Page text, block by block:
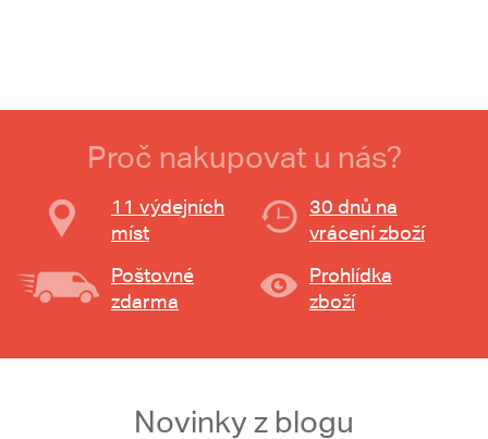
Proč nakupovat u nás?
11 výdejních
míst
30 dnů na
vrácení zboží
Poštovné
zdarma
Prohlídka
zboží
Novinky z blogu